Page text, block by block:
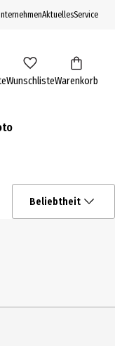
AktuellesService
WunschlisteWarenkorb
Beliebtheit